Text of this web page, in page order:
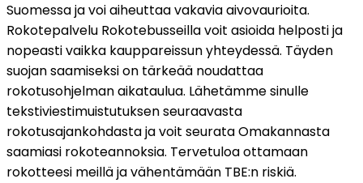
Suomessa ja voi aiheuttaa vakavia aivovaurioita.
Rokotepalvelu Rokotebusseilla voit asioida helposti ja
nopeasti vaikka kauppareissun yhteydessä. Täyden
suojan saamiseksi on tärkeää noudattaa
rokotusohjelman aikataulua. Lähetämme sinulle
tekstiviestimuistutuksen seuraavasta
rokotusajankohdasta ja voit seurata Omakannasta
saamiasi rokoteannoksia. Tervetuloa ottamaan
rokotteesi meillä ja vähentämään TBE:n riskiä.